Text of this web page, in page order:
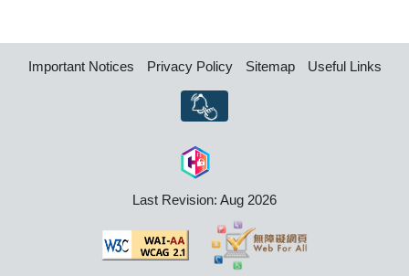
Important Notices Privacy Policy Sitemap Useful Links
Last Revision: Aug 2026